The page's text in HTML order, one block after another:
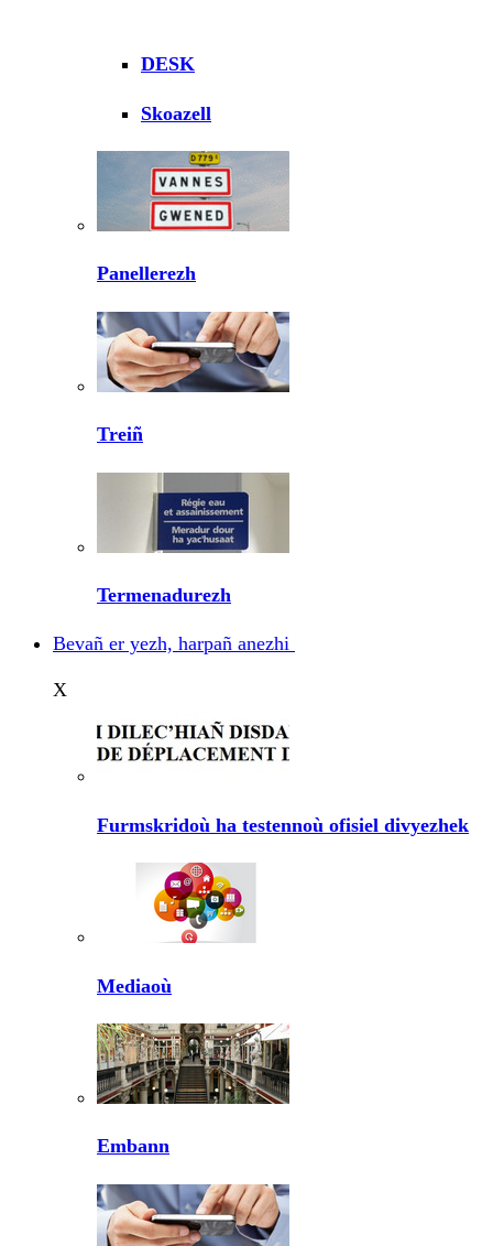
DESK
Skoazell
Panellerezh
Treiñ
Termenadurezh
Bevañ er yezh, harpañ anezhi
X
Furmskridoù ha testennoù ofisiel divyezhek
Mediaoù
Embann